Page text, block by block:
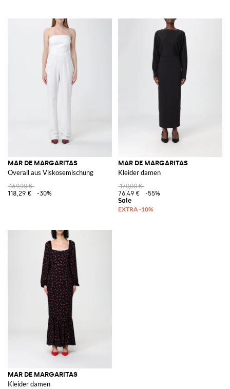
MAR DE MARGARITAS
Overall aus Viskosemischung
169,00 €
118,29 €
-30%
MAR DE MARGARITAS
Kleider damen
170,00 €
76,49 €
-55%
MAR DE MARGARITAS
Kleider damen